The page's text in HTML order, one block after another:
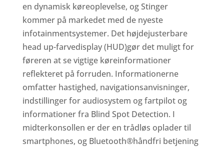
en dynamisk køreoplevelse, og Stinger
kommer på markedet med de nyeste
infotainmentsystemer. Det højdejusterbare
head up-farvedisplay (HUD)gør det muligt for
føreren at se vigtige køreinformationer
reflekteret på forruden. Informationerne
omfatter hastighed, navigationsanvisninger,
indstillinger for audiosystem og fartpilot og
informationer fra Blind Spot Detection. I
midterkonsollen er der en trådløs oplader til
smartphones, og Bluetooth®håndfri betjening